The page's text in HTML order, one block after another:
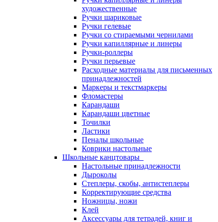
художественные
Ручки шариковые
Ручки гелевые
Ручки со стираемыми чернилами
Ручки капиллярные и линеры
Ручки-роллеры
Ручки перьевые
Расходные материалы для письменных
принадлежностей
Маркеры и текстмаркеры
Фломастеры
Карандаши
Карандаши цветные
Точилки
Ластики
Пеналы школьные
Коврики настольные
Школьные канцтовары
Настольные принадлежности
Дыроколы
Степлеры, скобы, антистеплеры
Корректирующие средства
Ножницы, ножи
Клей
Аксессуары для тетрадей, книг и